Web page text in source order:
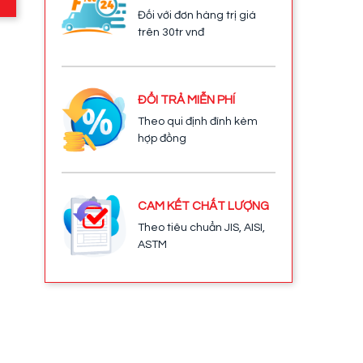
Đối với đơn hàng trị giá
trên 30tr vnđ
ĐỔI TRẢ MIỄN PHÍ
Theo qui định đính kèm
hợp đồng
CAM KẾT CHẤT LƯỢNG
Theo tiêu chuẩn JIS, AISI,
ASTM